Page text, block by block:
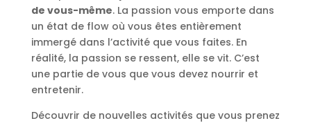
de vous-même. La passion vous emporte dans
un état de flow où vous êtes entièrement
immergé dans l’activité que vous faites. En
réalité, la passion se ressent, elle se vit. C’est
une partie de vous que vous devez nourrir et
entretenir.
Découvrir de nouvelles activités que vous prenez